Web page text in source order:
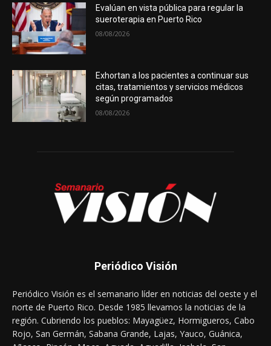
Evalúan en vista pública para regular la
sueroterapia en Puerto Rico
08/08/2026
Exhortan a los pacientes a continuar sus
citas, tratamientos y servicios médicos
según programados
08/08/2026
Periódico Visión
Periódico Visión es el semanario líder en noticias del oeste y el
norte de Puerto Rico. Desde 1985 llevamos la noticias de la
región. Cubriendo los pueblos: Mayagüez, Hormigueros, Cabo
Rojo, San Germán, Sabana Grande, Lajas, Yauco, Guánica,